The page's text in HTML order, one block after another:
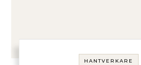
HANTVERKARE